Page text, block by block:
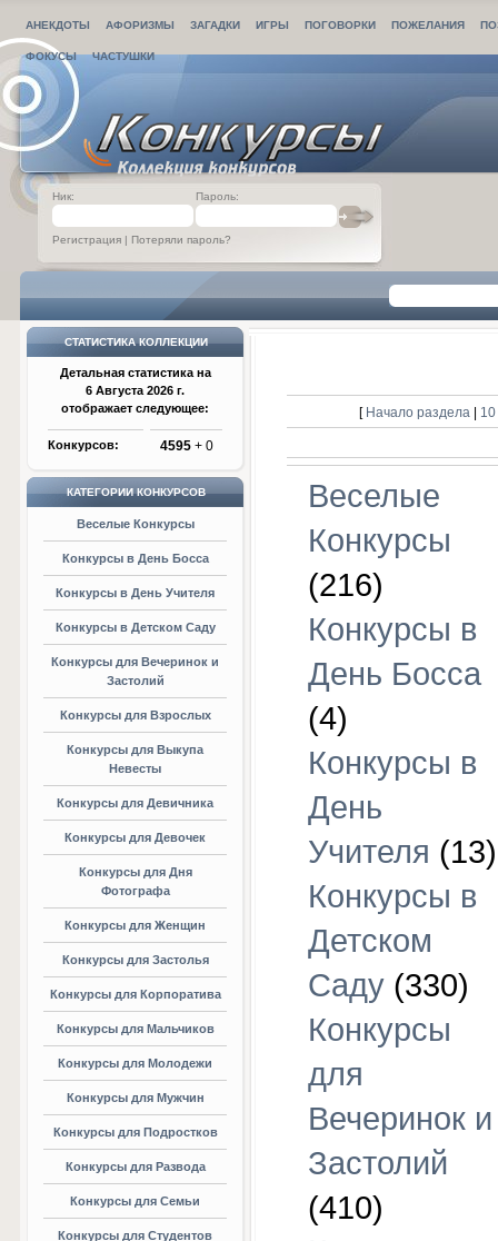
АНЕКДОТЫ АФОРИЗМЫ ЗАГАДКИ ИГРЫ ПОГОВОРКИ ПОЖЕЛАНИЯ
ФОКУСЫ ЧАСТУШКИ
Ник: Пароль:
Регистрация | Потеряли пароль?
СТАТИСТИКА КОЛЛЕКЦИИ
Детальная статистика на
6 Августа 2026 г.
отображает следующее:
Конкурсов: 4595 + 0
КАТЕГОРИИ КОНКУРСОВ
Веселые Конкурсы
Конкурсы в День Босса
Конкурсы в День Учителя
Конкурсы в Детском Саду
Конкурсы для Вечеринок и
Застолий
Конкурсы для Взрослых
Конкурсы для Выкупа
Невесты
Конкурсы для Девичника
Конкурсы для Девочек
Конкурсы для Дня
Фотографа
Конкурсы для Женщин
Конкурсы для Застолья
Конкурсы для Корпоратива
Конкурсы для Мальчиков
Конкурсы для Молодежи
Конкурсы для Мужчин
Конкурсы для Подростков
Конкурсы для Развода
Конкурсы для Семьи
Конкурсы для Студентов
[ Начало раздела |
Веселые
Конкурсы
(216)
Конкурсы в
День Босса
(4)
Конкурсы в
День
Учителя (13)
Конкурсы в
Детском
Саду(330)
Конкурсы
для
Вечеринок и
Застолий
(410)